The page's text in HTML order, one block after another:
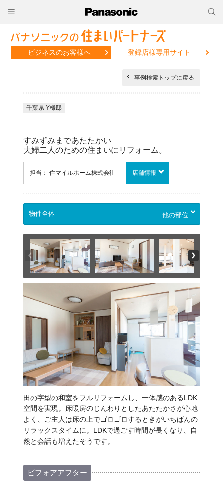
ビジネスのお客様へ 登録店様専用サイト
事例検索トップに戻る
千葉県 Y様邸
すみずみまであたたかい
夫婦二人のための住まいにリフォーム。
担当： 住マイルホーム株式会社 店舗情報
他の部位
田の字型の和室をフルリフォームし、一体感のあるLDK
空間を実現。床暖房のじんわりとしたあたたかさが心地
よく、ご主人は床の上でゴロゴロするときがいちばんの
リラックスタイムに。LDKで過ごす時間が長くなり、自
然と会話も増えたそうです。
ビフォアアフター